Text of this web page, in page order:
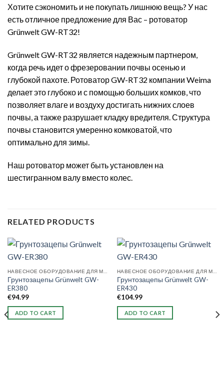
Хотите сэкономить и не покупать лишнюю вещь? У нас
есть отличное предложение для Вас – ротоватор
Grünwelt GW-RT32!
Grünwelt GW-RT32 является надежным партнером,
когда речь идет о фрезеровании почвы осенью и
глубокой пахоте. Ротоватор GW-RT32 компании Weima
делает это глубоко и с помощью больших комков, что
позволяет влаге и воздуху достигать нижних слоев
почвы, а также разрушает кладку вредителя. Структура
почвы становится умеренно комковатой, что
оптимально для зимы.
Наш ротоватор может быть установлен на
шестигранном валу вместо колес.
RELATED PRODUCTS
Грунтозацепы Grünwelt GW-
ER380
€94.99
ADD TO CART
Грунтозацепы Grünwelt GW-
ER430
€104.99
ADD TO CART